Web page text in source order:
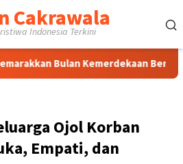
Cakrawala
Indonesia Terkini
Kemerdekaan Bersama Ojol
Ojol Korban
Empati, dan